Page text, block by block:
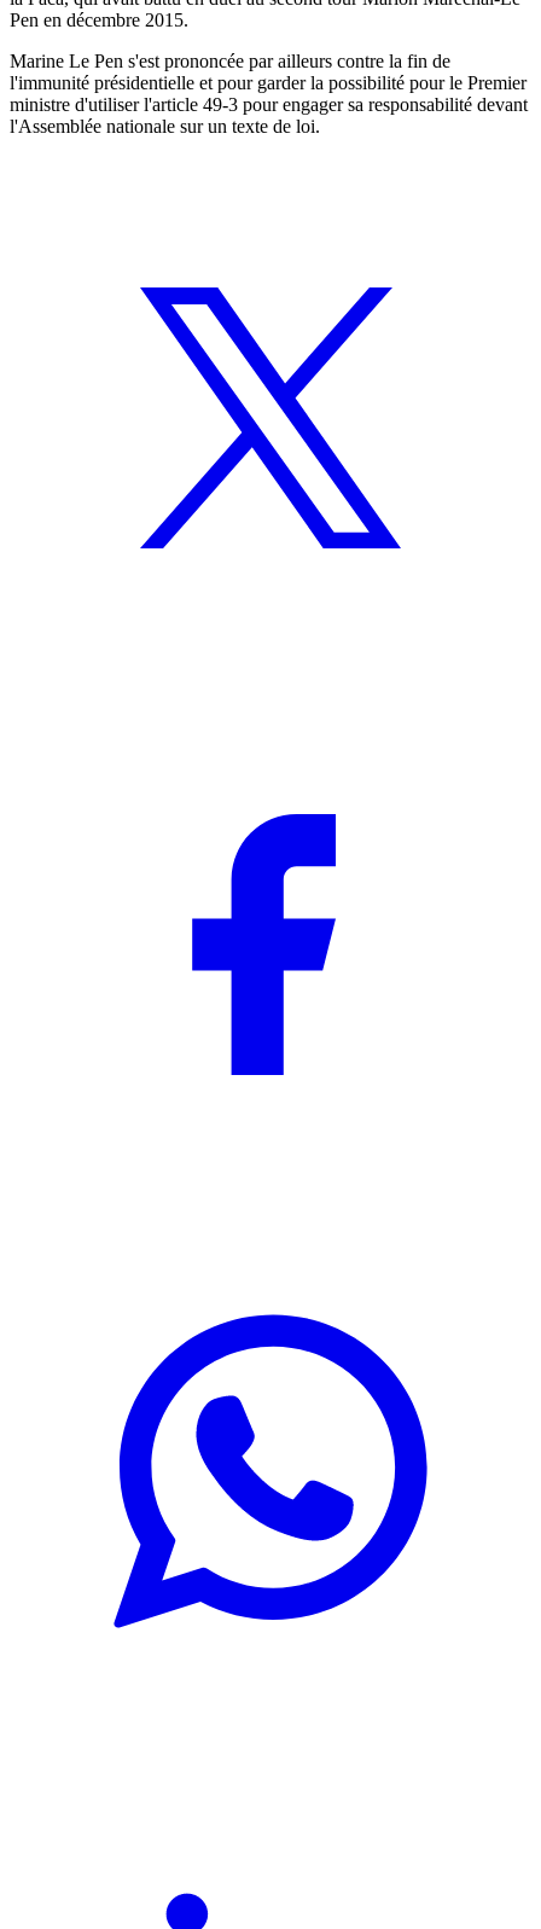
Pen en décembre 2015.
Marine Le Pen s'est prononcée par ailleurs contre la fin de
l'immunité présidentielle et pour garder la possibilité pour le Premier
ministre d'utiliser l'article 49-3 pour engager sa responsabilité devant
l'Assemblée nationale sur un texte de loi.